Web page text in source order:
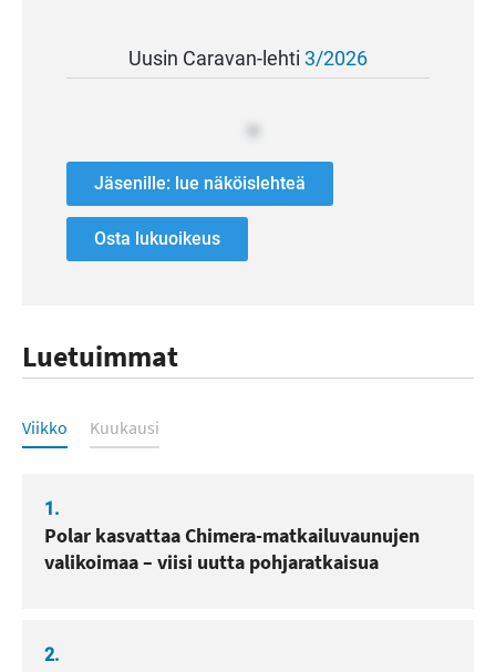
Uusin Caravan-lehti 3/2026
Jäsenille: lue näköislehteä
Osta lukuoikeus
Luetuimmat
Luetuimmat
Viikko Kuukausi
1.
Polar kasvattaa Chimera-matkailuvaunujen
valikoimaa – viisi uutta pohjaratkaisua
2.